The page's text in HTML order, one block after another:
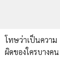
โทษว่าเป็นความ
ผิดของใครบางคน